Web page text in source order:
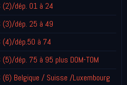
(2)/dép. 01 à 24
(3)/dép. 25 à 49
(4)/dép.50 à 74
(5)/dép. 75 à 95 plus DOM-TOM
(6) Belgique / Suisse /Luxembourg